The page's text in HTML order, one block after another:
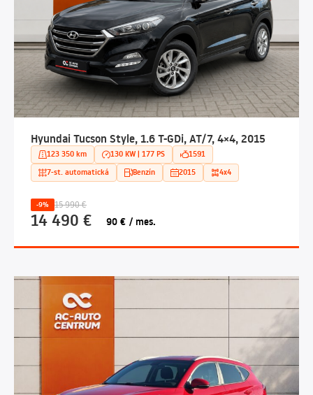
Hyundai Tucson Style, 1.6 T-GDi, AT/7, 4×4, 2015
123 350 km 130 KW | 177 PS
1591
7-st. automatická
Benzín 2015 4x4
-9% 15 990 €
14 490 € 90 € / mes.